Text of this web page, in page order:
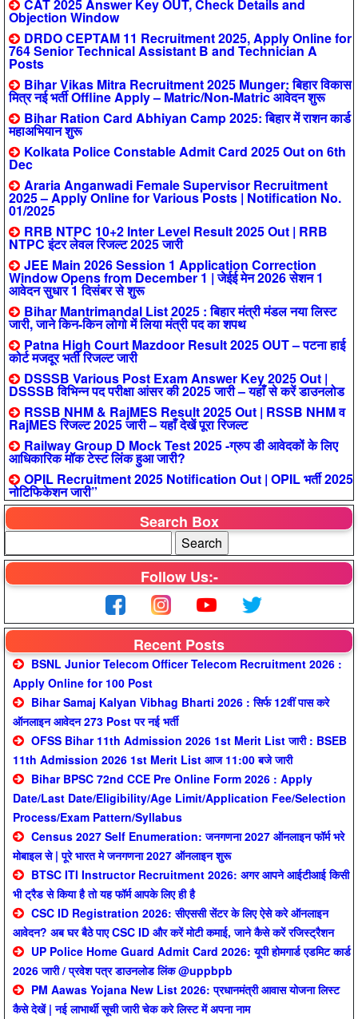
CAT 2025 Answer Key OUT, Check Details and
Objection Window
DRDO CEPTAM 11 Recruitment 2025, Apply Online for
764 Senior Technical Assistant B and Technician A
Posts
Bihar Vikas Mitra Recruitment 2025 Munger: बिहार विकास
मित्र नई भर्ती Offline Apply – Matric/Non-Matric आवेदन शुरू
Bihar Ration Card Abhiyan Camp 2025: बिहार में राशन कार्ड
महाअभियान शुरू
Kolkata Police Constable Admit Card 2025 Out on 6th
Dec
Araria Anganwadi Female Supervisor Recruitment
2025 – Apply Online for Various Posts | Notification No.
01/2025
RRB NTPC 10+2 Inter Level Result 2025 Out | RRB
NTPC इंटर लेवल रिजल्ट 2025 जारी
JEE Main 2026 Session 1 Application Correction
Window Opens from December 1 | जेईई मेन 2026 सेशन 1
आवेदन सुधार 1 दिसंबर से शुरू
Bihar Mantrimandal List 2025 : बिहार मंत्री मंडल नया लिस्ट
जारी, जाने किन-किन लोगो में लिया मंत्री पद का शपथ
Patna High Court Mazdoor Result 2025 OUT – पटना हाई
कोर्ट मजदूर भर्ती रिजल्ट जारी
DSSSB Various Post Exam Answer Key 2025 Out |
DSSSB विभिन्न पद परीक्षा आंसर की 2025 जारी – यहाँ से करें डाउनलोड
RSSB NHM & RajMES Result 2025 Out | RSSB NHM व
RajMES रिजल्ट 2025 जारी – यहाँ देखें पूरा रिजल्ट
Railway Group D Mock Test 2025 -ग्रुप डी आवेदकों के लिए
आधिकारिक मॉक टेस्ट लिंक हुआ जारी?
OPIL Recruitment 2025 Notification Out | OPIL भर्ती 2025
नोटिफिकेशन जारी”
Search Box
Follow Us:-
Recent Posts
BSNL Junior Telecom Officer Telecom Recruitment 2026 :
Apply Online for 100 Post
Bihar Samaj Kalyan Vibhag Bharti 2026 : सिर्फ 12वीं पास करे
ऑनलाइन आवेदन 273 Post पर नई भर्ती
OFSS Bihar 11th Admission 2026 1st Merit List जारी : BSEB
11th Admission 2026 1st Merit List आज 11:00 बजे जारी
Bihar BPSC 72nd CCE Pre Online Form 2026 : Apply
Date/Last Date/Eligibility/Age Limit/Application Fee/Selection
Process/Exam Pattern/Syllabus
Census 2027 Self Enumeration: जनगणना 2027 ऑनलाइन फॉर्म भरे
मोबाइल से | पूरे भारत मे जनगणना 2027 ऑनलाइन शुरू
BTSC ITI Instructor Recruitment 2026: अगर आपने आईटीआई किसी
भी ट्रैड से किया है तो यह फॉर्म आपके लिए ही है
CSC ID Registration 2026: सीएससी सेंटर के लिए ऐसे करे ऑनलाइन
आवेदन? अब घर बैठे पाए CSC ID और करें मोटी कमाई, जाने कैसे करें रजिस्ट्रैशन
UP Police Home Guard Admit Card 2026: यूपी होमगार्ड एडमिट कार्ड
2026 जारी / प्रवेश पत्र डाउनलोड लिंक @uppbpb
PM Aawas Yojana New List 2026: प्रधानमंत्री आवास योजना लिस्ट
कैसे देखें | नई लाभार्थी सूची जारी चेक करे लिस्ट में अपना नाम